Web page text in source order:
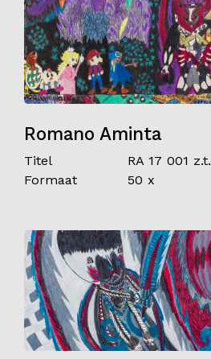
Romano Aminta
Titel
RA 17 001 z.t.
Formaat
50 x